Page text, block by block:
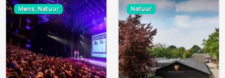
Mens, Natuur Natuur